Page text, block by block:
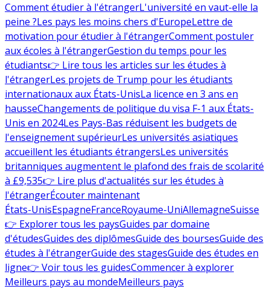
Comment étudier à l'étrangerL'université en vaut-elle la
peine ?Les pays les moins chers d'EuropeLettre de
motivation pour étudier à l'étrangerComment postuler
aux écoles à l'étrangerGestion du temps pour les
étudiants👉 Lire tous les articles sur les études à
l'étrangerLes projets de Trump pour les étudiants
internationaux aux États-UnisLa licence en 3 ans en
hausseChangements de politique du visa F-1 aux États-
Unis en 2024Les Pays-Bas réduisent les budgets de
l'enseignement supérieurLes universités asiatiques
accueillent les étudiants étrangersLes universités
britanniques augmentent le plafond des frais de scolarité
à £9,535👉 Lire plus d'actualités sur les études à
l'étrangerÉcouter maintenant
États-UnisEspagneFranceRoyaume-UniAllemagneSuisse
👉 Explorer tous les paysGuides par domaine
d'étudesGuides des diplômesGuide des boursesGuide des
études à l'étrangerGuide des stagesGuide des études en
ligne👉 Voir tous les guidesCommencer à explorer
Meilleurs pays au mondeMeilleurs pays